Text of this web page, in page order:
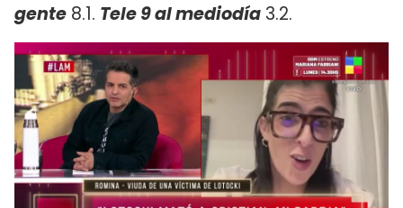
gente 8.1. Tele 9 al mediodía 3.2.